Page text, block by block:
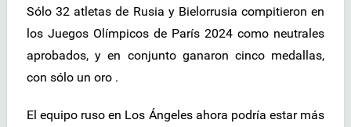
Sólo 32 atletas de Rusia y Bielorrusia compitieron en
los Juegos Olímpicos de París 2024 como neutrales
aprobados, y en conjunto ganaron cinco medallas,
con sólo un oro .
El equipo ruso en Los Ángeles ahora podría estar más